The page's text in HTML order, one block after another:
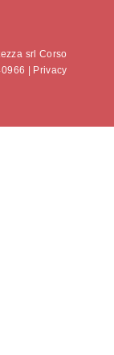
srl Corso
|
Privacy